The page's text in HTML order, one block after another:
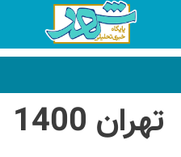
تهران 1400